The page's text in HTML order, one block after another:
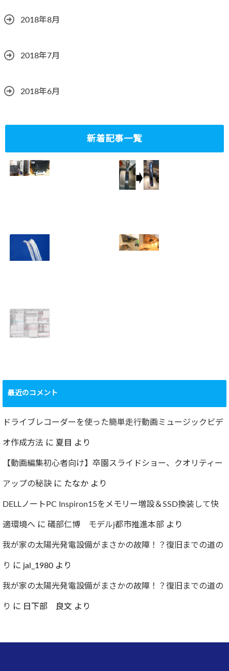
2018年8月
2018年7月
2018年6月
新着記事一覧
ド対応
2023.10.14
チレス水栓にDIY
で交換
撮影方法のレクチ
ャー
2022.12.24
要再検査となって
しまった…
2022.07.30
最近のコメント
ドライブレコーダーを使った簡単走行動画ミュージックビデ
オ作成方法 に 夏目 より
【動画編集初心者向け】卒園スライドショー、クオリティー
アップの秘訣に たなか より
DELLノートPC Inspiron15をメモリー増設＆SSD換装して快
適環境へ に 礒部仁博 モデルj都市推進本部 より
我が家の太陽光発電設備がまさかの故障！？復旧までの道の
り に jal_1980 より
我が家の太陽光発電設備がまさかの故障！？復旧までの道の
り に 日下部 良文 より